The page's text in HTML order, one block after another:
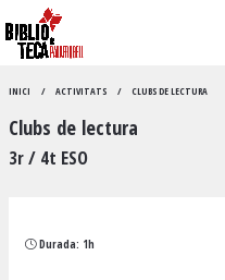
INICI ACTIVITATS CLUBS DE LECTURA
Clubs de lectura
3r / 4t ESO
Durada: 1h